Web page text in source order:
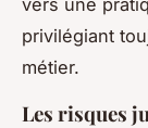
vers une
privilégiant
métier.
Les risques